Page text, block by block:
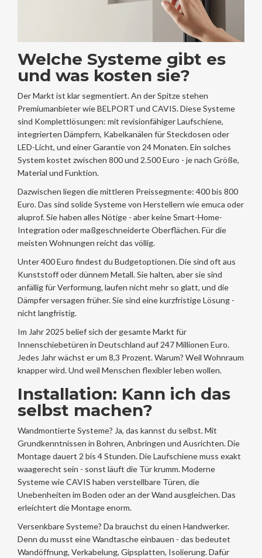
Welche Systeme gibt es
und was kosten sie?
Der Markt ist klar segmentiert. An der Spitze stehen
Premiumanbieter wie BELPORT und CAVIS. Diese Systeme
sind Komplettlösungen: mit revisionfähiger Laufschiene,
integrierten Dämpfern, Kabelkanälen für Steckdosen oder
LED-Licht, und einer Garantie von 24 Monaten. Ein solches
System kostet zwischen 800 und 2.500 Euro - je nach Größe,
Material und Funktion.
Dazwischen liegen die mittleren Preissegmente: 400 bis 800
Euro. Das sind solide Systeme von Herstellern wie emuca oder
aluprof. Sie haben alles Nötige - aber keine Smart-Home-
Integration oder maßgeschneiderte Oberflächen. Für die
meisten Wohnungen reicht das völlig.
Unter 400 Euro findest du Budgetoptionen. Die sind oft aus
Kunststoff oder dünnem Metall. Sie halten, aber sie sind
anfällig für Verformung, laufen nicht mehr so glatt, und die
Dämpfer versagen früher. Sie sind eine kurzfristige Lösung -
nicht langfristig.
Im Jahr 2025 belief sich der gesamte Markt für
Innenschiebetüren in Deutschland auf 247 Millionen Euro.
Jedes Jahr wächst er um 8,3 Prozent. Warum? Weil Wohnraum
knapper wird. Und weil Menschen flexibler leben wollen.
Installation: Kann ich das
selbst machen?
Wandmontierte Systeme? Ja, das kannst du selbst. Mit
Grundkenntnissen in Bohren, Anbringen und Ausrichten. Die
Montage dauert 2 bis 4 Stunden. Die Laufschiene muss exakt
waagerecht sein - sonst läuft die Tür krumm. Moderne
Systeme wie CAVIS haben verstellbare Türen, die
Unebenheiten im Boden oder an der Wand ausgleichen. Das
erleichtert die Montage enorm.
Versenkbare Systeme? Da brauchst du einen Handwerker.
Denn du musst eine Wandtasche einbauen - das bedeutet
Wandöffnung, Verkabelung, Gipsplatten, Isolierung. Dafür